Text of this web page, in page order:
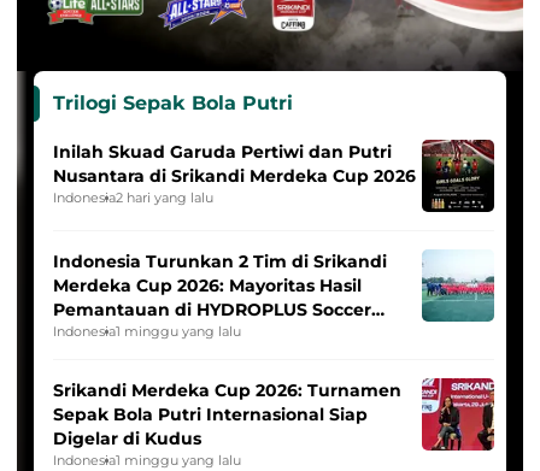
Trilogi Sepak Bola Putri
Inilah Skuad Garuda Pertiwi dan Putri
Nusantara di Srikandi Merdeka Cup 2026
Indonesia2 hari yang lalu
Indonesia Turunkan 2 Tim di Srikandi
Merdeka Cup 2026: Mayoritas Hasil
Pemantauan di HYDROPLUS Soccer
League
Indonesia1 minggu yang lalu
Srikandi Merdeka Cup 2026: Turnamen
Sepak Bola Putri Internasional Siap
Digelar di Kudus
Indonesia1 minggu yang lalu